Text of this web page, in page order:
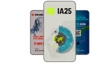
Quiénes somos
Especificaciones